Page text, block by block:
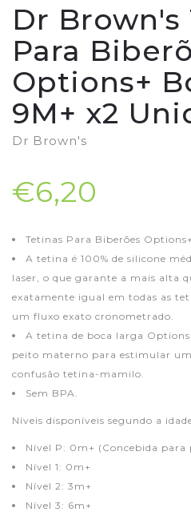
Dr Brown's
Para
Options+
9M+ x2
Dr Brown's
€6,20
Tetinas Para Biberões
A tetina é 100% de silicone
laser, o que garante a mais alta
exatamente igual em todas as
um fluxo exato cronometrado.
A tetina de boca larga
peito materno para estimular
confusão tetina-mamilo.
Sem BPA.
Níveis disponíveis segundo a
Nível P: 0m+ (Concebida para
Nível 1: 0m+
Nível 2: 3m+
Nível 3: 6m+